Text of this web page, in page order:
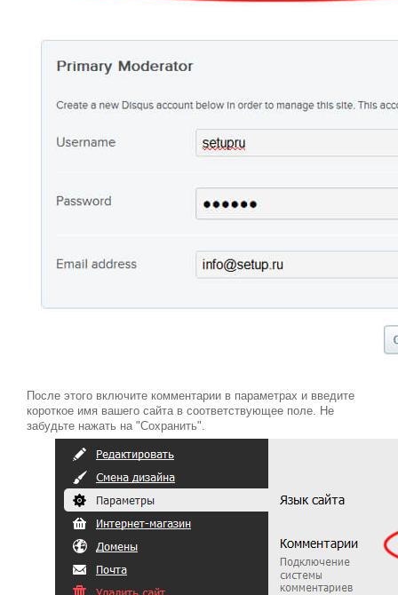
После этого включите комментарии в параметрах и введите
короткое имя вашего сайта в соответствующее поле. Не
забудьте нажать на "Сохранить".